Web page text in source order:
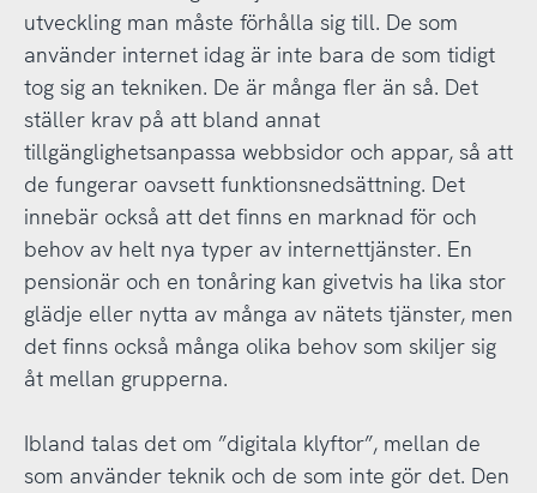
utveckling man måste förhålla sig till. De som
använder internet idag är inte bara de som tidigt
tog sig an tekniken. De är många fler än så. Det
ställer krav på att bland annat
tillgänglighetsanpassa webbsidor och appar, så att
de fungerar oavsett funktionsnedsättning. Det
innebär också att det finns en marknad för och
behov av helt nya typer av internettjänster. En
pensionär och en tonåring kan givetvis ha lika stor
glädje eller nytta av många av nätets tjänster, men
det finns också många olika behov som skiljer sig
åt mellan grupperna.
Ibland talas det om ”digitala klyftor”, mellan de
som använder teknik och de som inte gör det. Den